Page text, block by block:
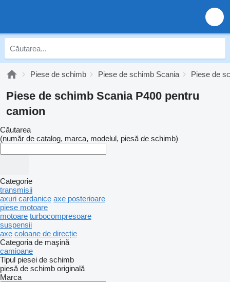
Piese de schimb Piese de schimb Scania Piese de
Piese de schimb Scania P400 pentru
camion
Căutarea
(număr de catalog, marca, modelul, piesă de schimb)
Categorie
transmisii
axuri cardanice axe posterioare
piese motoare
motoare turbocompresoare
suspensii
axe coloane de direcție
Categoria de maşină
camioane
Tipul piesei de schimb
piesă de schimb originală
Marca